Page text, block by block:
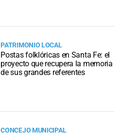
PATRIMONIO LOCAL
Postas folklóricas en Santa Fe: el
proyecto que recupera la memoria
de sus grandes referentes
CONCEJO MUNICIPAL